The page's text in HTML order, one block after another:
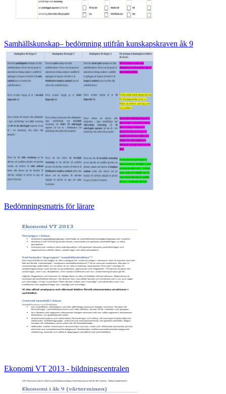
Samhällskunskap– bedömning utifrån kunskapskraven åk 9
Bedömningsmatris för lärare
Ekonomi VT 2013 - bildningscentralen